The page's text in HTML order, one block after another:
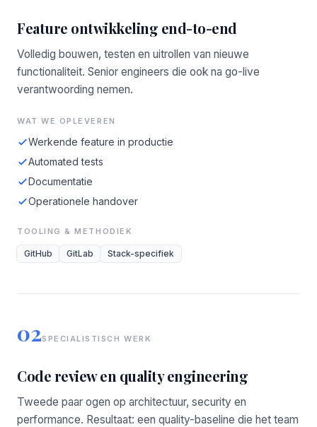
Feature ontwikkeling end-to-end
Volledig bouwen, testen en uitrollen van nieuwe
functionaliteit. Senior engineers die ook na go-live
verantwoording nemen.
WAT WE OPLEVEREN
Werkende feature in productie
Automated tests
Documentatie
Operationele handover
TOOLING & METHODIEK
GitHub GitLab Stack-specifiek
02SPECIALISTISCH WERK
Code review en quality engineering
Tweede paar ogen op architectuur, security en
performance. Resultaat: een quality-baseline die het team